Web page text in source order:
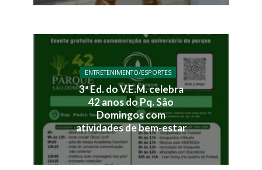
ENTRETENIMENTO/ESPORTES
3ª Ed. do V.E.M. celebra
42 anos do Pq. São
Domingos com
atividades de bem-estar